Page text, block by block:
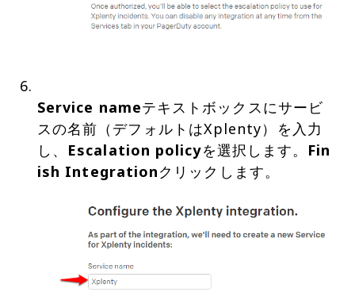
Service nameテキストボックスにサービ
スの名前（デフォルトはXplenty）を入力
し、 Escalation policyを選択します。 Fin
ish Integration